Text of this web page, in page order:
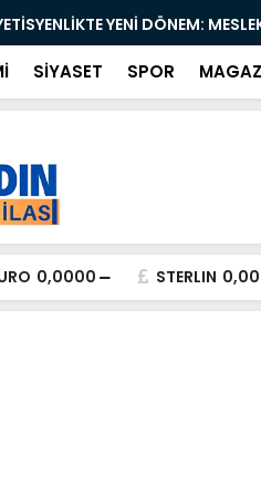
YENİ DÖNEM:
SİYASET SPOR
0,0000 STERLIN